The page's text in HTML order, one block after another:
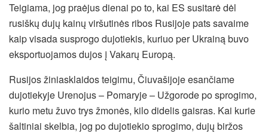
Teigiama, jog praėjus dienai po to, kai ES susitarė dėl
rusiškų dujų kainų viršutinės ribos Rusijoje pats savaime
kaip visada susprogo dujotiekis, kuriuo per Ukrainą buvo
eksportuojamos dujos į Vakarų Europą.
Rusijos žiniasklaidos teigimu, Čiuvašijoje esančiame
dujotiekyje Urenojus – Pomaryje – Užgorode po sprogimo,
kurio metu žuvo trys žmonės, kilo didelis gaisras. Kai kurie
šaltiniai skelbia, jog po dujotiekio sprogimo, dujų biržos